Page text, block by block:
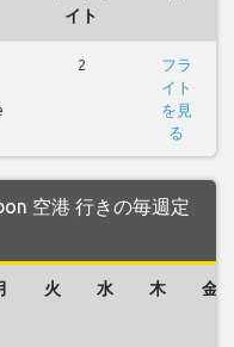
イト
2
フラ
イト
を見
る
空港 行きの毎週定
火 水 木 金